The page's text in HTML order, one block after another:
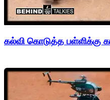
கல்வி கொடுத்த பள்ளிக்கு